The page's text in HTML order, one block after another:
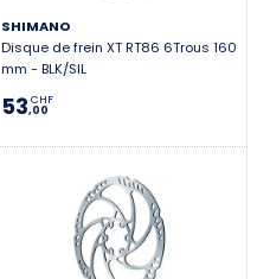
SHIMANO
Disque de frein XT RT86 6Trous 160
mm - BLK/SIL
53,00
CHF